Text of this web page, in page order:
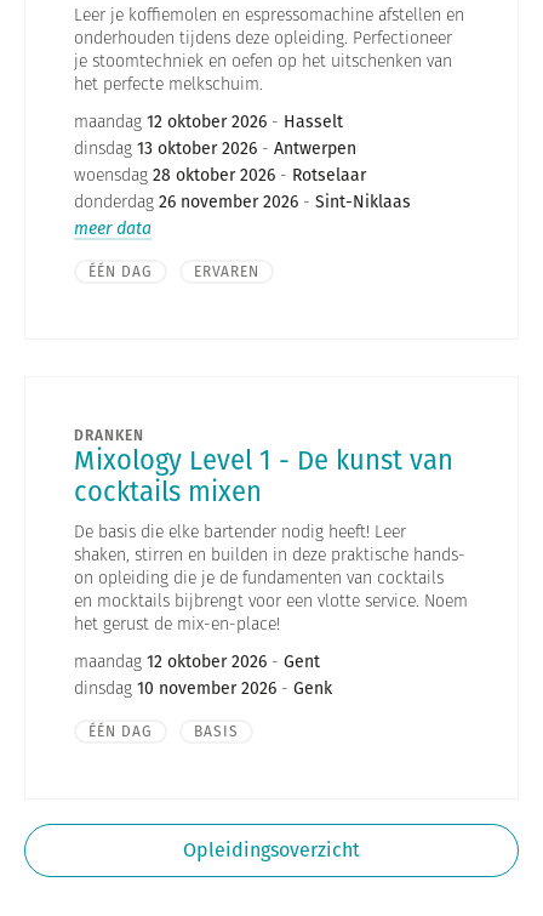
Opleidingsoverzicht
Leer je koffiemolen en espressomachine afstellen en
onderhouden tijdens deze opleiding. Perfectioneer
je stoomtechniek en oefen op het uitschenken van
het perfecte melkschuim.
maandag 12 oktober 2026 - Hasselt
dinsdag 13 oktober 2026 - Antwerpen
woensdag 28 oktober 2026 - Rotselaar
donderdag 26 november 2026 - Sint-Niklaas
meer data
ÉÉN DAG ERVAREN
DRANKEN
Mixology Level 1 - De kunst van
cocktails mixen
De basis die elke bartender nodig heeft! Leer
shaken, stirren en builden in deze praktische hands-
on opleiding die je de fundamenten van cocktails
en mocktails bijbrengt voor een vlotte service. Noem
het gerust de mix-en-place!
maandag 12 oktober 2026 - Gent
dinsdag 10 november 2026 - Genk
ÉÉN DAG BASIS